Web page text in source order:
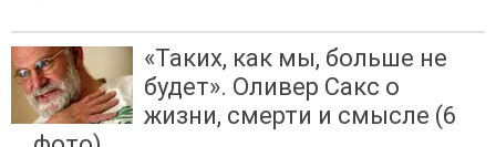
«Таких, как мы, больше не
будет». Оливер Сакс о
жизни, смерти и смысле (6